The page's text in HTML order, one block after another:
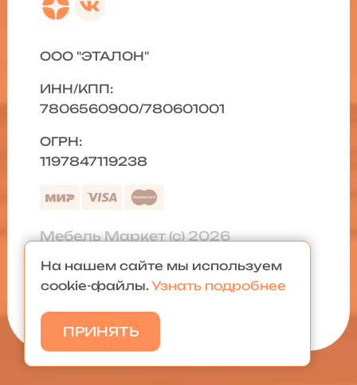
ООО "ЭТАЛОН"
ИНН/КПП:
7806560900/780601001
ОГРН:
1197847119238
Мебель Маркет (с) 2026
Политика конфиденциальности
Карта сайта
На нашем сайте мы используем
cookie-файлы. Узнать подробнее
ПРИНЯТЬ